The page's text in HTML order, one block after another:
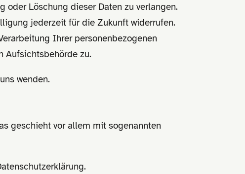
oder Löschung dieser Daten zu verlangen.
jederzeit für die Zukunft widerrufen.
Ihrer personenbezogenen
Aufsichtsbehörde zu.
wenden.
geschieht vor allem mit sogenannten